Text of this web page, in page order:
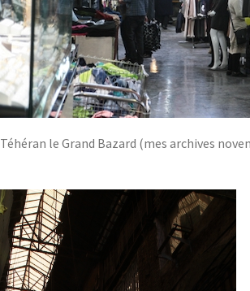
Téhéran le Grand Bazard (mes archives